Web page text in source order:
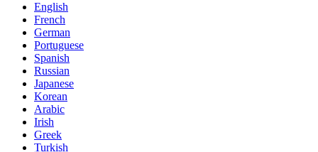
English
French
German
Portuguese
Spanish
Russian
Japanese
Korean
Arabic
Irish
Greek
Turkish